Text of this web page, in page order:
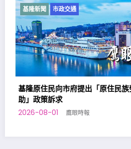
住民族勞工台灣職安卡訓練補
基